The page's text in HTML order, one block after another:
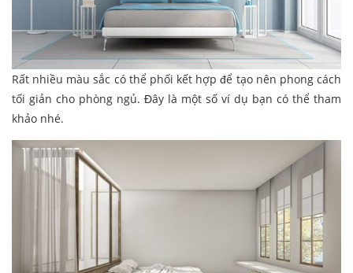
Rất nhiều màu sắc có thể phối kết hợp để tạo nên phong cách
tối giản cho phòng ngủ. Đây là một số ví dụ bạn có thể tham
khảo nhé.